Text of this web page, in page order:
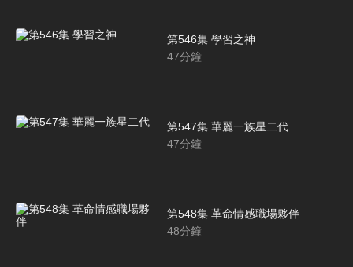
第546集 學習之神
47分鐘
第547集 華麗一族星二代
47分鐘
第548集 革命情感職場夥伴
48分鐘